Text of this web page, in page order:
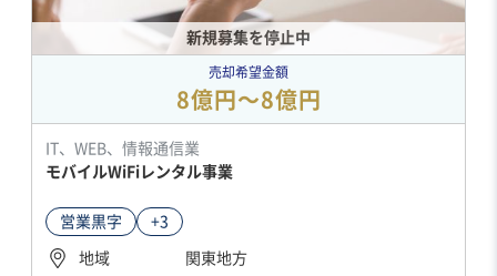
新規募集を停止中
売却希望金額
8億円〜8億円
IT、WEB、情報通信業
モバイルWiFiレンタル事業
営業黒字 +3
地域
関東地方